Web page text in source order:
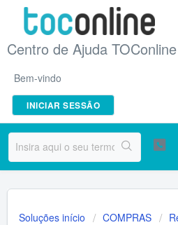
Centro de Ajuda TOConline
Bem-vindo
INICIAR SESSÃO
Soluções início COMPRAS